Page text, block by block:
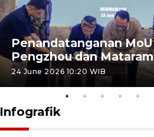
Penandatanganan MoU
Pengzhou dan Mataram
24 June 2026 10:20 WIB
Infografik